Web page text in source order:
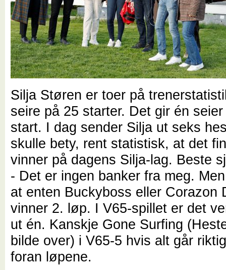
Silja Støren er toer på
seire på 25 starter. Det gir én
start. I dag sender Silja ut seks
skulle bety, rent statistisk, at det
vinner på dagens Silja-lag. Beste
- Det er ingen banker fra meg.
at enten Buckyboss eller Corazon
vinner 2. løp. I V65-spillet er det
ut én. Kanskje Gone Surfing
bilde over) i V65-5 hvis alt går
foran løpene.